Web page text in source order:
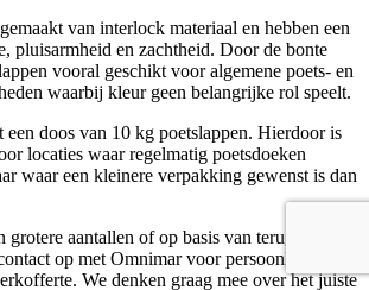
van interlock materiaal en hebben een
pluisarmheid en zachtheid. Door de bonte
vooral geschikt voor algemene poets- en
waarbij kleur geen belangrijke rol speelt.
doos van 10 kg poetslappen. Hierdoor is
locaties waar regelmatig poetsdoeken
waar een kleinere verpakking gewenst is dan
aantallen of op basis van terugkerende
op met Omnimar voor persoonlijk
We denken graag mee over het juiste